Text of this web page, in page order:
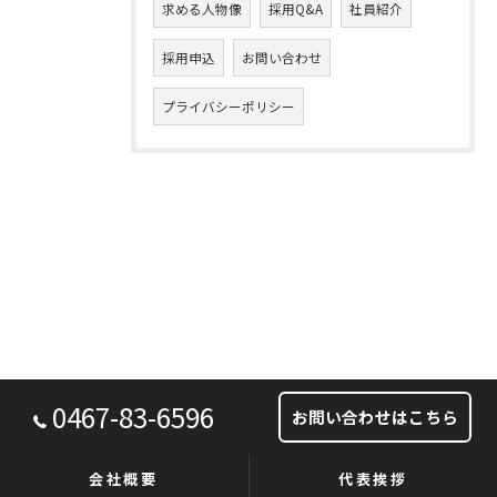
求める人物像 採用Q&A 社員紹介
採用申込 お問い合わせ
プライバシーポリシー
0467-83-6596 お問い合わせはこちら
会社概要 代表挨拶